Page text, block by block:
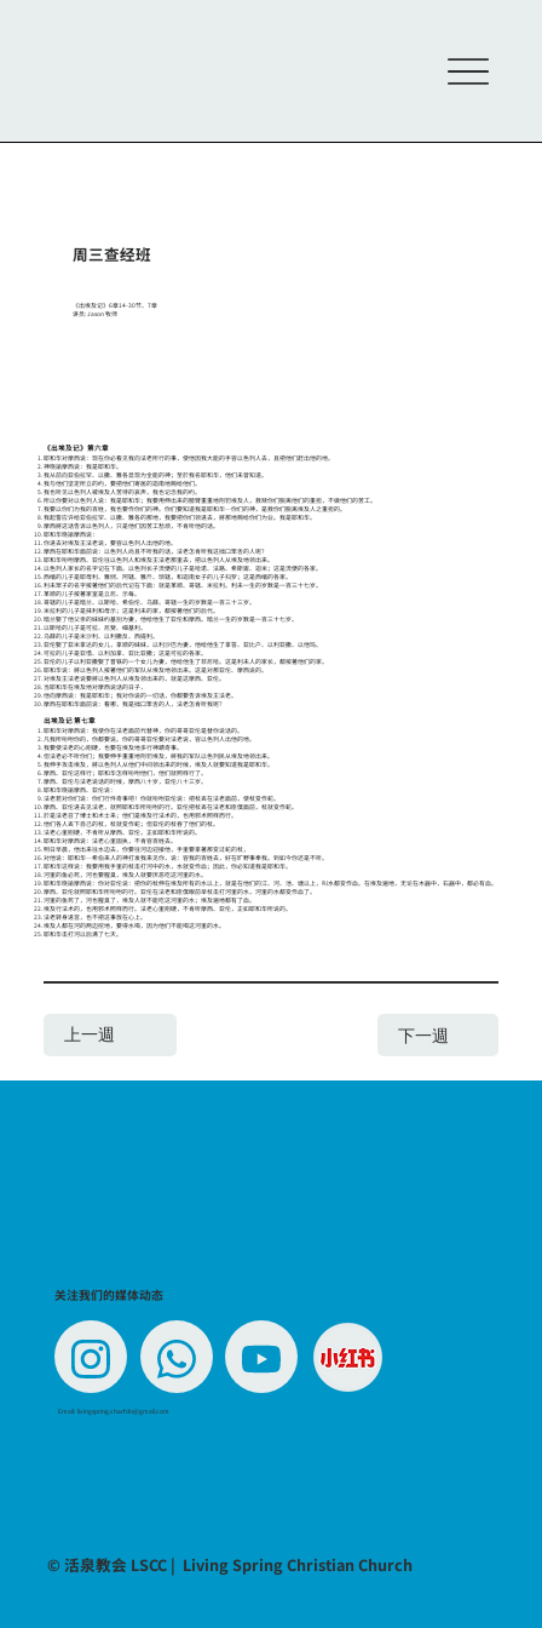
周三查经班
《出埃及记》6章14-30节、7章
讲员: Jason 牧师
《出埃及记》第六章
耶和华对摩西说：现在你必看见我向法老所行的事，使他因我大能的手容以色列人去，且把他们赶出他的地。
神晓諭摩西说：我是耶和华。
我从前向亚伯拉罕、以撒、雅各显现为全能的神；至於我名耶和华，他们未曾知道。
我与他们坚定所立的约，要把他们寄居的迦南地赐给他们。
我也听见以色列人被埃及人苦待的哀声，我也记念我的约。
所以你要对以色列人说：我是耶和华；我要用伸出来的膀臂重重地刑罚埃及人，救赎你们脱离他们的重担，不做他们的苦工。
我要以你们为我的百姓，我也要作你们的神。你们要知道我是耶和华─你们的神，是救你们脱离埃及人之重担的。
我起誓应许给亚伯拉罕、以撒、雅各的那地，我要把你们领进去，將那地赐给你们为业。我是耶和华。
摩西將这话告诉以色列人，只是他们因苦工愁烦，不肯听他的话。
耶和华晓諭摩西说：
你进去对埃及王法老说，要容以色列人出他的地。
摩西在耶和华面前说：以色列人尚且不听我的话，法老怎肯听我这拙口笨舌的人呢？
耶和华吩咐摩西、亚伦往以色列人和埃及王法老那里去，把以色列人从埃及地领出来。
以色列人家长的名字记在下面。以色列长子流便的儿子是哈诺、法路、希斯崙、迦米；这是流便的各家。
西缅的儿子是耶母利、雅悯、阿辖、雅斤、琐辖，和迦南女子的儿子扫罗；这是西缅的各家。
利未眾子的名字按著他们的后代记在下面：就是革顺、哥辖、米拉利。利未一生的岁数是一百三十七岁。
革顺的儿子按著家室是立尼、示每。
哥辖的儿子是暗兰、以斯哈、希伯伦、乌薛。哥辖一生的岁数是一百三十三岁。
米拉利的儿子是抹利和母示；这是利未的家，都按著他们的后代。
暗兰娶了他父亲的妹妹约基別为妻，他给他生了亚伦和摩西。暗兰一生的岁数是一百三十七岁。
以斯哈的儿子是可拉、尼斐、细基利。
乌薛的儿子是米沙利、以利撒反、西提利。
亚伦娶了亚米拿达的女儿，拿顺的妹妹，以利沙巴为妻，他给他生了拿答、亚比户、以利亚撒、以他玛。
可拉的儿子是亚惜、以利加拿、亚比亚撒；这是可拉的各家。
亚伦的儿子以利亚撒娶了普铁的一个女儿为妻，他给他生了非尼哈。这是利未人的家长，都按著他们的家。
耶和华说：將以色列人按著他们的军队从埃及地领出来。这是对那亚伦、摩西说的。
对埃及王法老说要將以色列人从埃及领出来的，就是这摩西、亚伦。
当耶和华在埃及地对摩西说话的日子，
他向摩西说：我是耶和华；我对你说的一切话，你都要告诉埃及王法老。
摩西在耶和华面前说：看哪，我是拙口笨舌的人，法老怎肯听我呢？
出埃及记 第七章
耶和华对摩西说：我使你在法老面前代替神，你的哥哥亚伦是替你说话的。
凡我所吩咐你的，你都要说。你的哥哥亚伦要对法老说，容以色列人出他的地。
我要使法老的心刚硬，也要在埃及地多行神蹟奇事。
但法老必不听你们；我要伸手重重地刑罚埃及，將我的军队以色列民从埃及地领出来。
我伸手攻击埃及，將以色列人从他们中间领出来的时候，埃及人就要知道我是耶和华。
摩西、亚伦这样行；耶和华怎样吩咐他们，他们就照样行了。
摩西、亚伦与法老说话的时候，摩西八十岁，亚伦八十三岁。
耶和华晓諭摩西、亚伦说：
法老若对你们说：你们行件奇事吧！你就吩咐亚伦说：把杖丟在法老面前，使杖变作蛇。
摩西、亚伦进去见法老，就照耶和华所吩咐的行。亚伦把杖丟在法老和臣僕面前，杖就变作蛇。
於是法老召了博士和术士来；他们是埃及行法术的，也用邪术照样而行。
他们各人丟下自己的杖，杖就变作蛇；但亚伦的杖吞了他们的杖。
法老心里刚硬，不肯听从摩西、亚伦，正如耶和华所说的。
耶和华对摩西说：法老心里固执，不肯容百姓去。
明日早晨，他出来往水边去，你要往河边迎接他，手里要拿著那变过蛇的杖，
对他说：耶和华─希伯来人的神打发我来见你，说：容我的百姓去，好在旷野事奉我。到如今你还是不听。
耶和华这样说：我要用我手里的杖击打河中的水，水就变作血；因此，你必知道我是耶和华。
河里的鱼必死，河也要腥臭，埃及人就要厌恶吃这河里的水。
耶和华晓諭摩西说：你对亚伦说：把你的杖伸在埃及所有的水以上，就是在他们的江、河、池、塘以上，叫水都变作血。在埃及遍地，无论在木器中，石器中，都必有血。
摩西、亚伦就照耶和华所吩咐的行。亚伦在法老和臣僕眼前举杖击打河里的水，河里的水都变作血了。
河里的鱼死了，河也腥臭了，埃及人就不能吃这河里的水；埃及遍地都有了血。
埃及行法术的，也用邪术照样而行。法老心里刚硬，不肯听摩西、亚伦，正如耶和华所说的。
法老转身进宫，也不把这事放在心上。
埃及人都在河的两边挖地，要得水喝，因为他们不能喝这河里的水。
耶和华击打河以后满了七天。
下一週
上一週
关注我们的媒体动态
© 活泉教会 LSCC | Living Spring Christian Church
Email:livingspring.charfdn@gmail.com